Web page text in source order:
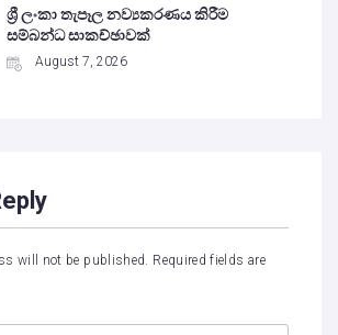
ශ්‍රී ලංකා තැපෑල නව්‍යකරණය කිරීම
සම්බන්ධ සාකච්ඡාවක්
August 7, 2026
will not be published. Required fields are